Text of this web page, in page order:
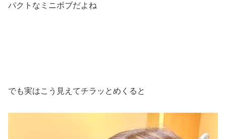
パクトなミニボブだよね
でも実はこう見えてチラッとめくると